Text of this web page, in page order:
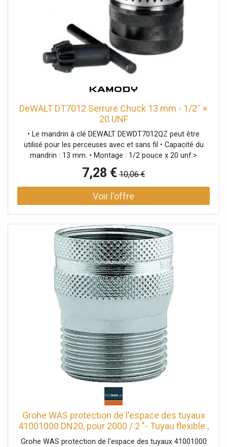
Vous obtenez ainsi un ensemble compact qui prend peu
de place et présente un aspect épuré. Idéal pour ceux qui
apprécient les meubles d'extérieur multifonctionnels à
l'aspect luxueux et bien pensé. AXI Outdoor Living
Complétez votre jardin avec AXI Outdoor Living ! Laissez-
vous surprendre par les designs uniques et les
innombrables options offertes par nos produits
tendance, un
DeWALT DT7012 Serrure Chuck 13 mm - 1/2˝ ×
20 UNF
• Le mandrin à clé DEWALT DEWDT7012QZ peut être
utilisé pour les perceuses avec et sans fil • Capacité du
mandrin : 13 mm. • Montage : 1/2 pouce x 20 unf.>
7,28 € 10,06 €
Grohe WAS protection de l'espace des tuyaux
41001000 DN20, pour 2000 / 2 "- Tuyau flexible ,
Tuyau flexible
Grohe WAS protection de l'espace des tuyaux 41001000